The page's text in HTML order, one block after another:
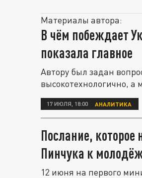
Материалы автора:
В чём побеждает
показала главное
Автору был задан
высокотехнологично,
17 ИЮЛЯ, 18:00 АНАЛИТИКА
Послание,
Пинчука к
12 июня на первого